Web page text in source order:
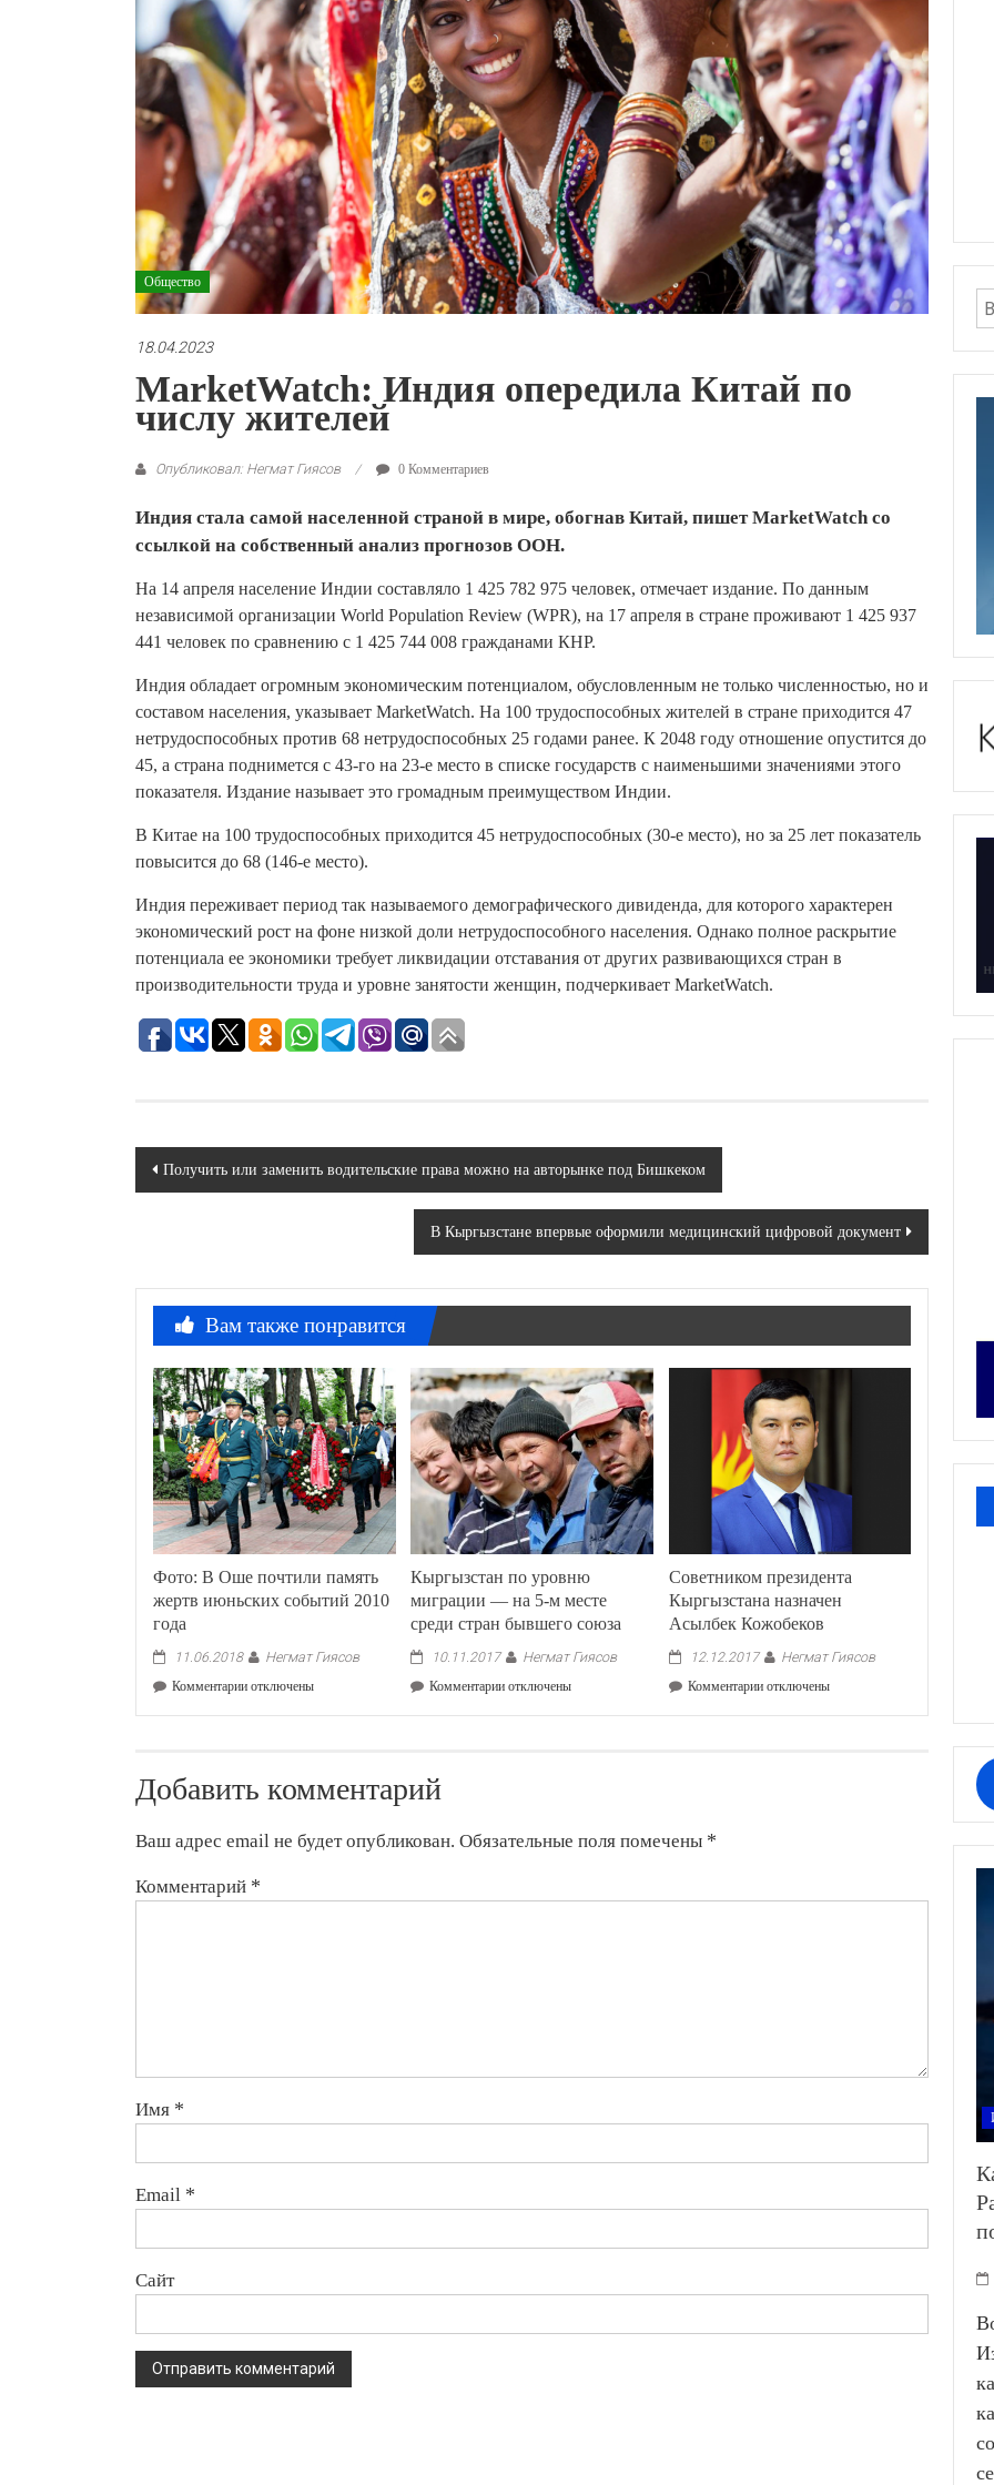
Общество
18.04.2023
MarketWatch: Индия опередила Китай по
числу жителей
Опубликовал: Негмат Гиясов 0 Комментариев
Индия стала самой населенной страной в мире, обогнав Китай, пишет MarketWatch со
ссылкой на собственный анализ прогнозов ООН.
На 14 апреля население Индии составляло 1 425 782 975 человек, отмечает издание. По данным
независимой организации World Population Review (WPR), на 17 апреля в стране проживают 1 425 937
441 человек по сравнению с 1 425 744 008 гражданами КНР.
Индия обладает огромным экономическим потенциалом, обусловленным не только численностью, но и
составом населения, указывает MarketWatch. На 100 трудоспособных жителей в стране приходится 47
нетрудоспособных против 68 нетрудоспособных 25 годами ранее. К 2048 году отношение опустится до
45, а страна поднимется с 43-го на 23-е место в списке государств с наименьшими значениями этого
показателя. Издание называет это громадным преимуществом Индии.
В Китае на 100 трудоспособных приходится 45 нетрудоспособных (30-е место), но за 25 лет показатель
повысится до 68 (146-е место).
Индия переживает период так называемого демографического дивиденда, для которого характерен
экономический рост на фоне низкой доли нетрудоспособного населения. Однако полное раскрытие
потенциала ее экономики требует ликвидации отставания от других развивающихся стран в
производительности труда и уровне занятости женщин, подчеркивает MarketWatch.
Навигация
Получить или заменить водительские права можно на авторынке под Бишкеком
В Кыргызстане впервые оформили медицинский цифровой документ
Вам также понравится
Фото: В Оше почтили память
жертв июньских событий 2010
года
11.06.2018 Негмат Гиясов
Комментариик
почтили
память
июньских
2010
года
отключены
Кыргызстан по уровню
миграции — на 5-м месте
среди стран бывшего союза
10.11.2017 Негмат Гиясов
Комментариик
5-
среди
отключены
Советником президента
Кыргызстана назначен
Асылбек Кожобеков
12.12.2017 Негмат Гиясов
Комментариикотключены
Добавить комментарий
Ваш адрес email не будет опубликован. Обязательные поля помечены *
Комментарий *
Имя *
Email *
Сайт